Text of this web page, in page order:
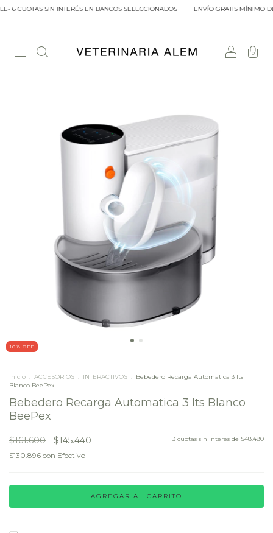
CUOTAS SIN INTERÉS EN BANCOS SELECCIONADOS ENVÍO GRATIS MÍNIMO
0
10% OFF
Inicio . ACCESORIOS . INTERACTIVOS . Bebedero Recarga Automatica 3 lts
Blanco BeePex
Bebedero Recarga Automatica 3 lts Blanco
BeePex
$161.600 $145.440
$130.896 con Efectivo
3 cuotas sin interés de $48.480